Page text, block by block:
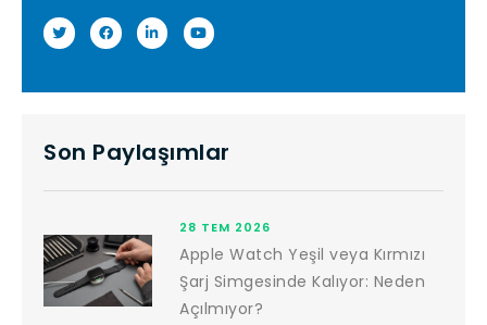
Son Paylaşımlar
28 TEM 2026
Apple Watch Yeşil veya Kırmızı
Şarj Simgesinde Kalıyor: Neden
Açılmıyor?